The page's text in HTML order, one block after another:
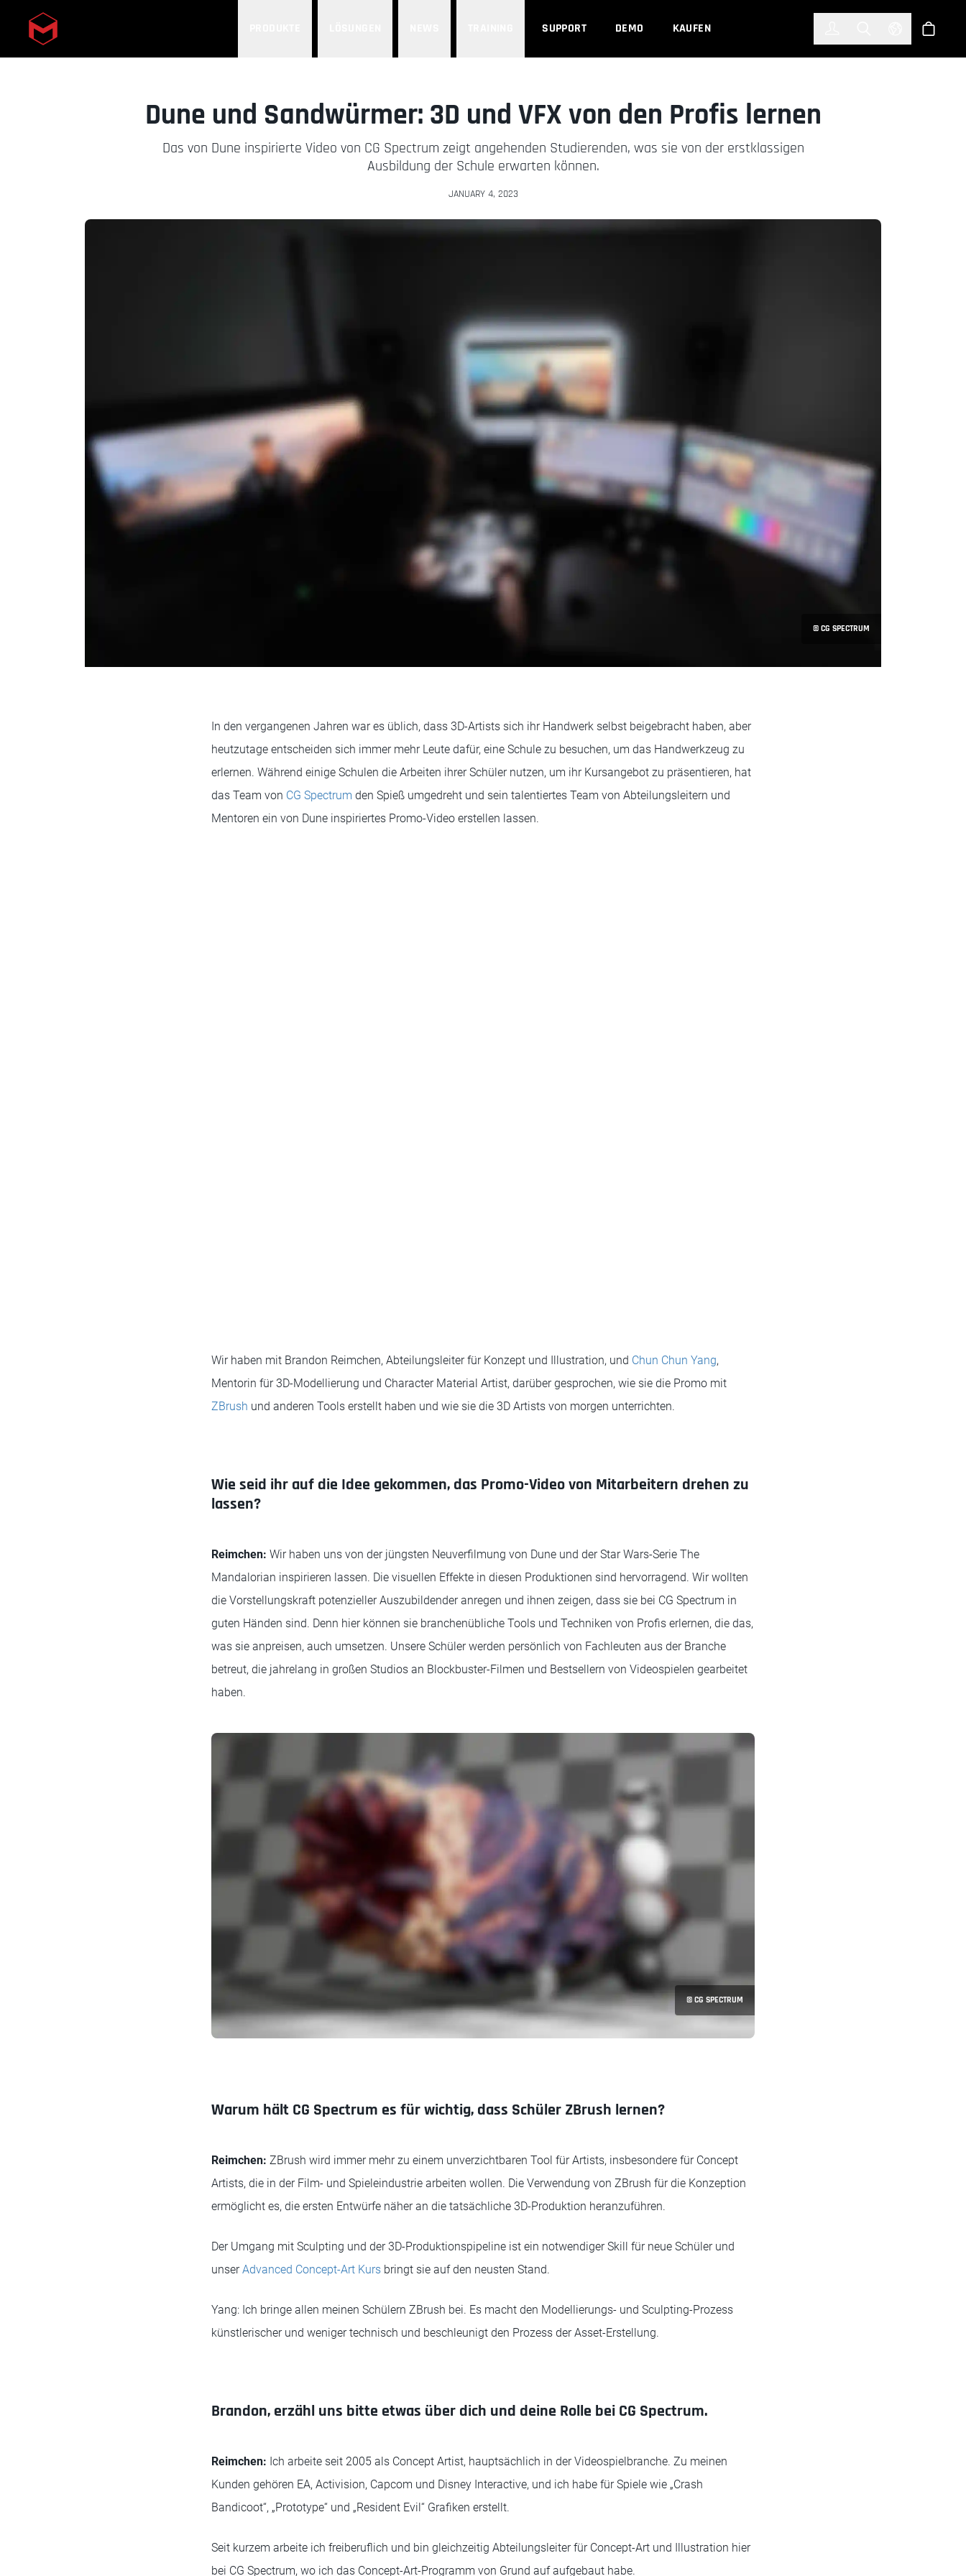
Skip to main content SUPPORT DEMO KAUFEN Select Shop
© CG SPECTRUM
Dune und Sandwürmer: 3D und VFX von den Profis lernen
Das von Dune inspirierte Video von CG Spectrum zeigt angehenden Studierenden, was sie von der erstklassigen
Ausbildung der Schule erwarten können.
JANUARY 4, 2023
In den vergangenen Jahren war es üblich, dass 3D-Artists sich ihr Handwerk selbst beigebracht haben, aber
heutzutage entscheiden sich immer mehr Leute dafür, eine Schule zu besuchen, um das Handwerkzeug zu
erlernen. Während einige Schulen die Arbeiten ihrer Schüler nutzen, um ihr Kursangebot zu präsentieren, hat
das Team von CG Spectrum den Spieß umgedreht und sein talentiertes Team von Abteilungsleitern und
Mentoren ein von Dune inspiriertes Promo-Video erstellen lassen.
Wir haben mit Brandon Reimchen, Abteilungsleiter für Konzept und Illustration, und Chun Chun Yang,
Mentorin für 3D-Modellierung und Character Material Artist, darüber gesprochen, wie sie die Promo mit
ZBrush und anderen Tools erstellt haben und wie sie die 3D Artists von morgen unterrichten.
Wie seid ihr auf die Idee gekommen, das Promo-Video von Mitarbeitern drehen zu
lassen?
Reimchen: Wir haben uns von der jüngsten Neuverfilmung von Dune und der Star Wars-Serie The
Mandalorian inspirieren lassen. Die visuellen Effekte in diesen Produktionen sind hervorragend. Wir wollten
die Vorstellungskraft potenzieller Auszubildender anregen und ihnen zeigen, dass sie bei CG Spectrum in
guten Händen sind. Denn hier können sie branchenübliche Tools und Techniken von Profis erlernen, die das,
was sie anpreisen, auch umsetzen. Unsere Schüler werden persönlich von Fachleuten aus der Branche
betreut, die jahrelang in großen Studios an Blockbuster-Filmen und Bestsellern von Videospielen gearbeitet
haben.
© CG SPECTRUM
Warum hält CG Spectrum es für wichtig, dass Schüler ZBrush lernen?
Reimchen: ZBrush wird immer mehr zu einem unverzichtbaren Tool für Artists, insbesondere für Concept
Artists, die in der Film- und Spieleindustrie arbeiten wollen. Die Verwendung von ZBrush für die Konzeption
ermöglicht es, die ersten Entwürfe näher an die tatsächliche 3D-Produktion heranzuführen.
Der Umgang mit Sculpting und der 3D-Produktionspipeline ist ein notwendiger Skill für neue Schüler und
unserAdvanced Concept-Art Kurs bringt sie auf den neusten Stand.
Yang: Ich bringe allen meinen Schülern ZBrush bei. Es macht den Modellierungs- und Sculpting-Prozess
künstlerischer und weniger technisch und beschleunigt den Prozess der Asset-Erstellung.
Brandon, erzähl uns bitte etwas über dich und deine Rolle bei CG Spectrum.
Reimchen: Ich arbeite seit 2005 als Concept Artist, hauptsächlich in der Videospielbranche. Zu meinen
Kunden gehören EA, Activision, Capcom und Disney Interactive, und ich habe für Spiele wie „Crash
Bandicoot“, „Prototype“ und „Resident Evil“ Grafiken erstellt.
Seit kurzem arbeite ich freiberuflich und bin gleichzeitig Abteilungsleiter für Concept-Art und Illustration hier
bei CG Spectrum, wo ich das Concept-Art-Programm von Grund auf aufgebaut habe.